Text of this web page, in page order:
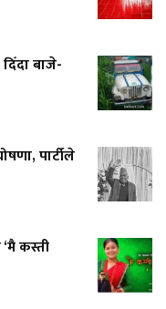
बाजे-
पार्टीले
कस्ती